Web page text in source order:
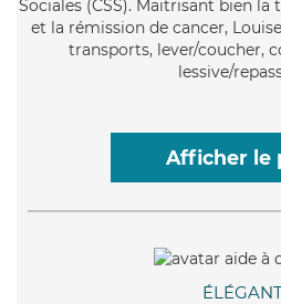
Sociales (CSS). Maitrisant bien
et la rémission de cancer,
transports, lever/coucher,
lessive/
Afficher le